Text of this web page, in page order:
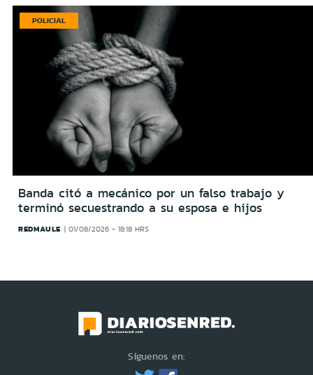
POLICIAL
Banda citó a mecánico por un falso trabajo y
terminó secuestrando a su esposa e hijos
REDMAULE 01/08/2026 - 18:18 HRS
Síguenos en: